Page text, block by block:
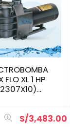
FLO XL 1 HP
S/3,483.00